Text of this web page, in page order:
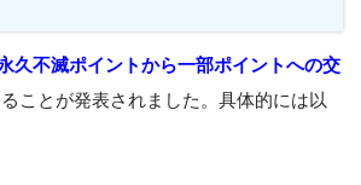
久不滅ポイントから一部ポイントへの交
ことが発表されました。具体的には以